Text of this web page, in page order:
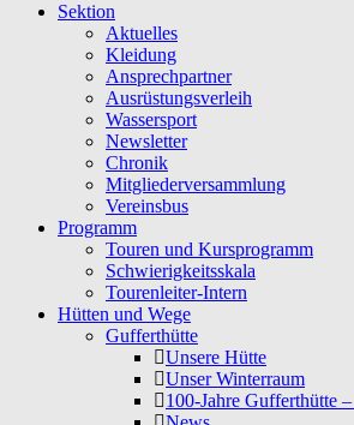
Sektion
Aktuelles
Kleidung
Ansprechpartner
Ausrüstungsverleih
Wassersport
Newsletter
Chronik
Mitgliederversammlung
Vereinsbus
Programm
Touren und Kursprogramm
Schwierigkeitsskala
Tourenleiter-Intern
Hütten und Wege
Gufferthütte
Unsere Hütte
Unser Winterraum
100-Jahre Gufferthütte